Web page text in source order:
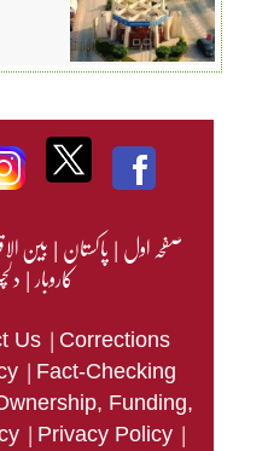
صفحہ اول|پاکستان|بین
کاروبار|
Us | Corrections
| Fact-Checking
Funding,
| Privacy Policy |